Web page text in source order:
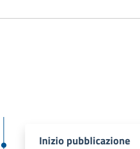
Inizio pubblicazione